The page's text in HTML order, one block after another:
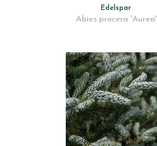
Edelspar
Abies procera 'Aurea'